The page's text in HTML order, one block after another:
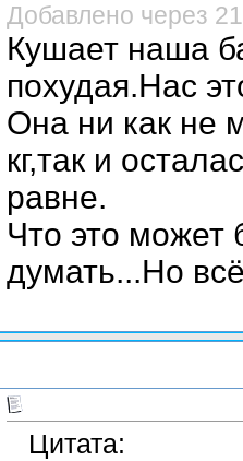
Добавлено через
Кушает наша
похудая.Нас
Она ни как не
кг,так и
равне.
Что это может
думать...Но
Цитата: